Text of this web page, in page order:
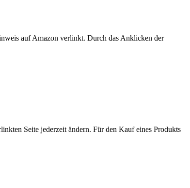
auf Amazon verlinkt. Durch das Anklicken der
Seite jederzeit ändern. Für den Kauf eines Produkts